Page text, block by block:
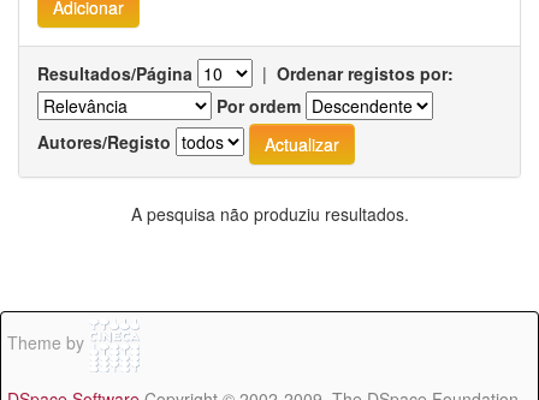
Resultados/Página | Ordenar registos por:
Por ordem
Autores/Registo
A pesquisa não produziu resultados.
Theme by